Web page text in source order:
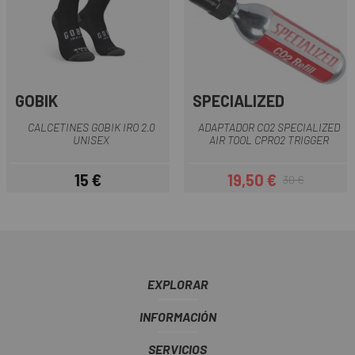
GOBIK
CALCETINES GOBIK IRO 2.0
UNISEX
Precio
15 €
SPECIALIZED
ADAPTADOR CO2 SPECIALIZED
AIR TOOL CPRO2 TRIGGER
Precio
19,50 €Precio regular
30 €
EXPLORAR
INFORMACIÓN
SERVICIOS